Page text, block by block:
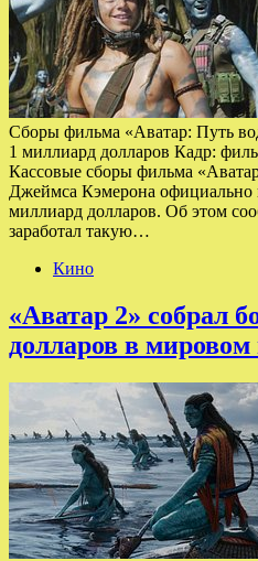
Сборы фильма «Аватар: Путь
1 миллиард долларов Кадр:
Кассовые сборы фильма
Джеймса Кэмерона официально
миллиард долларов. Об этом
заработал такую…
Кино
«Аватар 2» собрал
долларов в мировом